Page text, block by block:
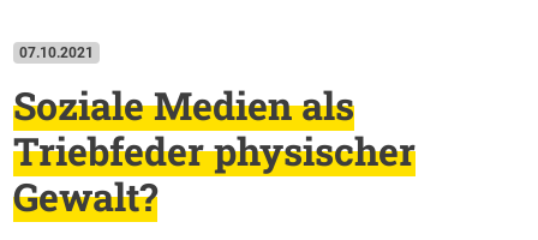
07.10.2021
Soziale Medien als
Triebfeder physischer
Gewalt?